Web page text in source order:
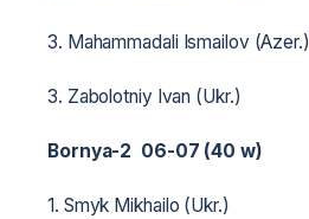
3. Mahammadali Ismailov (Azer.)
3. Zabolotniy Ivan (Ukr.)
Bornya-2 06-07 (40 w)
1. Smyk Mikhailo (Ukr.)